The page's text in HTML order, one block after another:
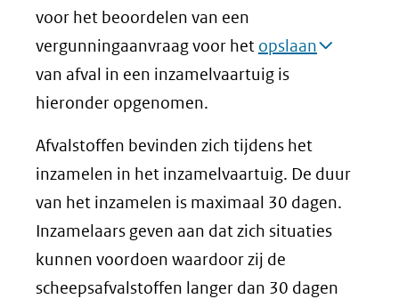
voor het beoordelen van een
vergunningaanvraag voor het opslaan
van afval in een inzamelvaartuig is
hieronder opgenomen.
Afvalstoffen bevinden zich tijdens het
inzamelen in het inzamelvaartuig. De duur
van het inzamelen is maximaal 30 dagen.
Inzamelaars geven aan dat zich situaties
kunnen voordoen waardoor zij de
scheepsafvalstoffen langer dan 30 dagen